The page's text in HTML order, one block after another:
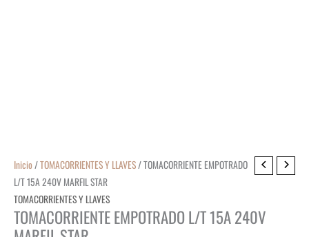
Inicio/TOMACORRIENTES Y LLAVES/ TOMACORRIENTE EMPOTRADO
L/T 15A 240V MARFIL STAR
TOMACORRIENTES Y LLAVES
TOMACORRIENTE EMPOTRADO L/T 15A 240V